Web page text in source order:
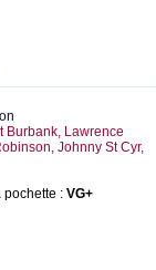
Burbank, Lawrence
Johnny St Cyr,
pochette : VG+